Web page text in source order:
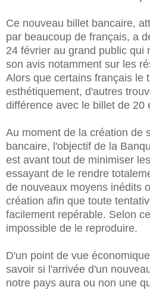
Ce nouveau billet bancaire,
par beaucoup de français, a
24 février au grand public qui
son avis notamment sur les
Alors que certains français le
esthétiquement, d'autres
différence avec le billet de 20
Au moment de la création de
bancaire, l'objectif de la
est avant tout de minimiser
essayant de le rendre
de nouveaux moyens inédits
création afin que toute
facilement repérable. Selon
impossible de le reproduire.
D'un point de vue
savoir si l'arrivée d'un
notre pays aura ou non une